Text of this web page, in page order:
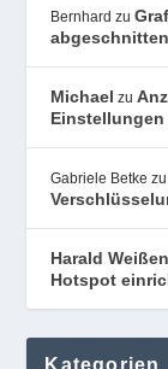
Bernhard zu
abgeschnitten
Michael zu
Einstellungen
Gabriele Betke
Harald
Hotspot
Kategorien